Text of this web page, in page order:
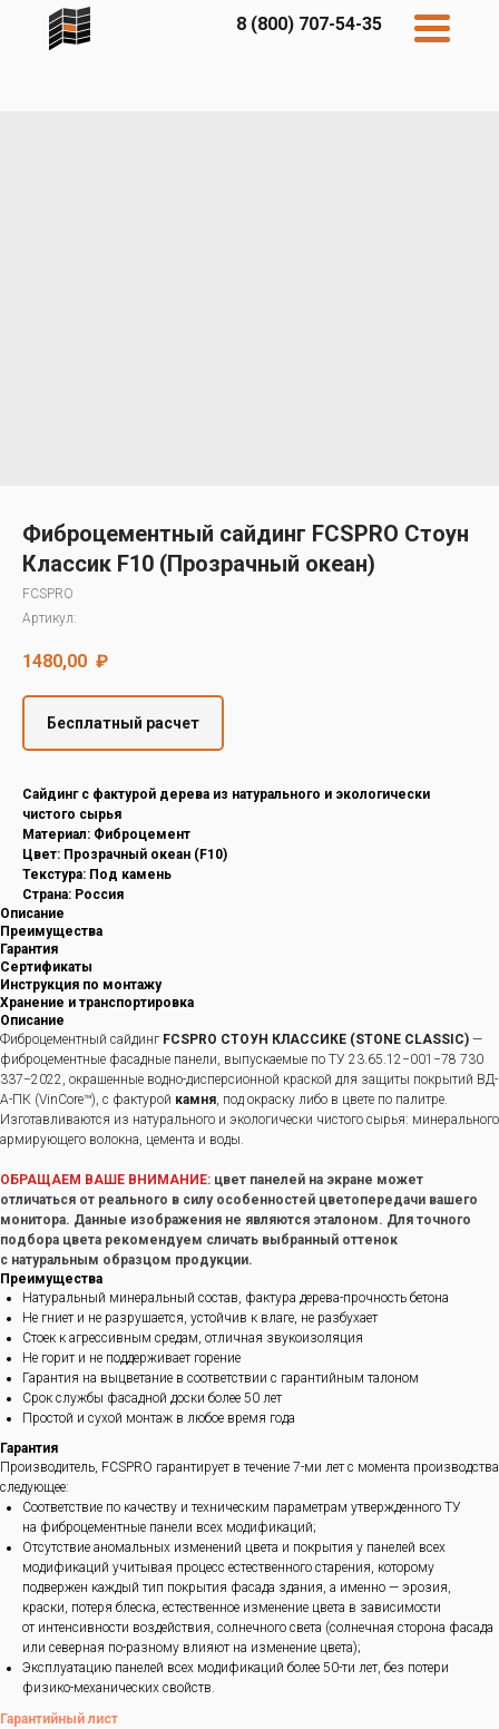
8 (800) 707-54-35
Cedral
Фиброцементный сайдинг FCSPRO Стоун
Классик F10 (Прозрачный океан)
FCSPRO
Артикул:
1480,00 ₽
Бесплатный расчет
Cайдинг с фактурой дерева из натурального и экологически
чистого сырья
Материал: Фиброцемент
Цвет: Прозрачный океан (F10)
Текстура: Под камень
Страна: Россия
Описание
Преимущества
Гарантия
Сертификаты
Инструкция по монтажу
Хранение и транспортировка
Описание
Фиброцементный сайдинг FCSPRO СТОУН КЛАССИКЕ (STONE CLASSIC) —
фиброцементные фасадные панели, выпускаемые по ТУ 23.65.12−001−78 730
337−2022, окрашенные водно-дисперсионной краской для защиты покрытий ВД-
А-ПК (VinCore™), с фактурой камня, под окраску либо в цвете по палитре.
Изготавливаются из натурального и экологически чистого сырья: минерального
армирующего волокна, цемента и воды.
ОБРАЩАЕМ ВАШЕ ВНИМАНИЕ: цвет панелей на экране может
отличаться от реального в силу особенностей цветопередачи вашего
монитора. Данные изображения не являются эталоном. Для точного
подбора цвета рекомендуем сличать выбранный оттенок
с натуральным образцом продукции.
Преимущества
Натуральный минеральный состав, фактура дерева-прочность бетона
Не гниет и не разрушается, устойчив к влаге, не разбухает
Стоек к агрессивным средам, отличная звукоизоляция
Не горит и не поддерживает горение
Гарантия на выцветание в соответствии с гарантийным талоном
Срок службы фасадной доски более 50 лет
Простой и сухой монтаж в любое время года
Гарантия
Производитель, FCSPRO гарантирует в течение 7-ми лет с момента производства
следующее:
Соответствие по качеству и техническим параметрам утвержденного ТУ
на фиброцементные панели всех модификаций;
Отсутствие аномальных изменений цвета и покрытия у панелей всех
модификаций учитывая процесс естественного старения, которому
подвержен каждый тип покрытия фасада здания, а именно — эрозия,
краски, потеря блеска, естественное изменение цвета в зависимости
от интенсивности воздействия, солнечного света (солнечная сторона фасада
или северная по-разному влияют на изменение цвета);
Эксплуатацию панелей всех модификаций более 50-ти лет, без потери
физико-механических свойств.
Гарантийный лист